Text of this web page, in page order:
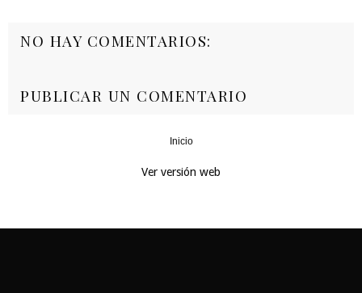
NO HAY COMENTARIOS:
PUBLICAR UN COMENTARIO
Inicio
Ver versión web